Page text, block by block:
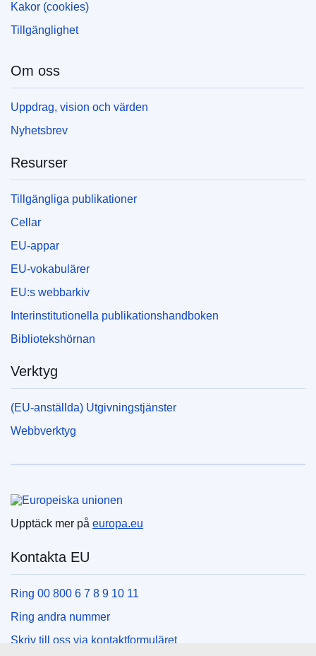
Kakor (cookies)
Tillgänglighet
Om oss
Uppdrag, vision och värden
Nyhetsbrev
Resurser
Tillgängliga publikationer
Cellar
EU-appar
EU-vokabulärer
EU:s webbarkiv
Interinstitutionella publikationshandboken
Bibliotekshörnan
Verktyg
(EU-anställda) Utgivningstjänster
Webbverktyg
Upptäck mer på europa.eu
Kontakta EU
Ring 00 800 6 7 8 9 10 11
Ring andra nummer
Skriv till oss via kontaktformuläret